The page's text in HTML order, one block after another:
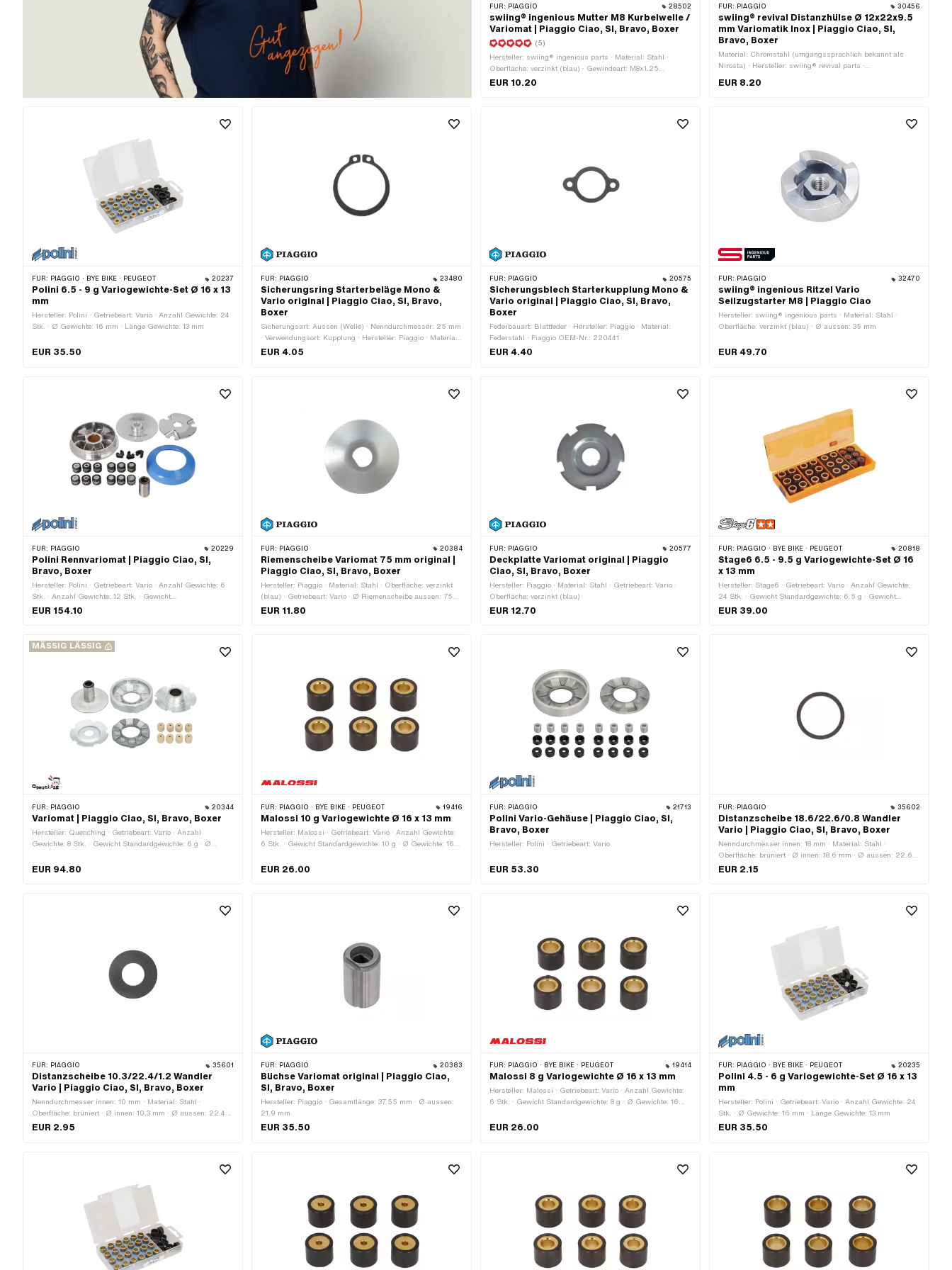
FÜR: PIAGGIO 28502
swiing® ingenious Mutter M8 Kurbelwelle /
Variomat | Piaggio Ciao, SI, Bravo, Boxer
(5)
Hersteller: swiing® ingenious parts · Material: Stahl ·
Oberfläche: verzinkt (blau) · Gewindeart: M8x1.25
(Standardgewinde) · Antrieb: Aussensechskant ·
EUR 10.20
FÜR: PIAGGIO 30456
swiing® revival Distanzhülse Ø 12x22x9.5
mm Variomatik Inox | Piaggio Ciao, SI,
Bravo, Boxer
Material: Chromstahl (umgangssprachlich bekannt als
Nirosta) · Hersteller: swiing® revival parts ·
Gesamtlänge: 9.5 mm · Ø innen: 12.05 mm · Piaggio
EUR 8.20
FÜR: PIAGGIO · BYE BIKE · PEUGEOT 20237
Polini 6.5 - 9 g Variogewichte-Set Ø 16 x 13
mm
Hersteller: Polini · Getriebeart: Vario · Anzahl Gewichte: 24
Stk. · Ø Gewichte: 16 mm · Länge Gewichte: 13 mm
EUR 35.50
FÜR: PIAGGIO 23480
Sicherungsring Starterbeläge Mono &
Vario original | Piaggio Ciao, SI, Bravo,
Boxer
Sicherungsart: Aussen (Welle) · Nenndurchmesser: 25 mm
· Verwendungsort: Kupplung · Hersteller: Piaggio · Material:
Federstahl · Piaggio OEM-Nr.: 006426
EUR 4.05
FÜR: PIAGGIO 20575
Sicherungsblech Starterkupplung Mono &
Vario original | Piaggio Ciao, SI, Bravo,
Boxer
Federbauart: Blattfeder · Hersteller: Piaggio · Material:
Federstahl · Piaggio OEM-Nr.: 220441
EUR 4.40
FÜR: PIAGGIO 32470
swiing® ingenious Ritzel Vario
Seilzugstarter M8 | Piaggio Ciao
Hersteller: swiing® ingenious parts · Material: Stahl ·
Oberfläche: verzinkt (blau) · Ø aussen: 35 mm
EUR 49.70
FÜR: PIAGGIO 20229
Polini Rennvariomat | Piaggio Ciao, SI,
Bravo, Boxer
Hersteller: Polini · Getriebeart: Vario · Anzahl Gewichte: 6
Stk. · Anzahl Gewichte: 12 Stk. · Gewicht
Standardgewichte: 4.4 g · Gewicht Standardgewichte: 5.6 g
EUR 154.10
FÜR: PIAGGIO 20384
Riemenscheibe Variomat 75 mm original |
Piaggio Ciao, SI, Bravo, Boxer
Hersteller: Piaggio · Material: Stahl · Oberfläche: verzinkt
(blau) · Getriebeart: Vario · Ø Riemenscheibe aussen: 75
mm
EUR 11.80
FÜR: PIAGGIO 20577
Deckplatte Variomat original | Piaggio
Ciao, SI, Bravo, Boxer
Hersteller: Piaggio · Material: Stahl · Getriebeart: Vario ·
Oberfläche: verzinkt (blau)
EUR 12.70
FÜR: PIAGGIO · BYE BIKE · PEUGEOT 20818
Stage6 6.5 - 9.5 g Variogewichte-Set Ø 16
x 13 mm
Hersteller: Stage6 · Getriebeart: Vario · Anzahl Gewichte:
24 Stk. · Gewicht Standardgewichte: 6.5 g · Gewicht
Standardgewichte: 7.5 g · Gewicht Standardgewichte: 8.5 g
EUR 39.00
MÄSSIG LÄSSIG
FÜR: PIAGGIO 20344
Variomat | Piaggio Ciao, SI, Bravo, Boxer
Hersteller: Quenching · Getriebeart: Vario · Anzahl
Gewichte: 8 Stk. · Gewicht Standardgewichte: 6 g · Ø
aussen: 85 mm · Piaggio OEM-Nr.: 221163
EUR 94.80
FÜR: PIAGGIO · BYE BIKE · PEUGEOT 19416
Malossi 10 g Variogewichte Ø 16 x 13 mm
Hersteller: Malossi · Getriebeart: Vario · Anzahl Gewichte:
6 Stk. · Gewicht Standardgewichte: 10 g · Ø Gewichte: 16
EUR 26.00
FÜR: PIAGGIO 21713
Polini Vario-Gehäuse | Piaggio Ciao, SI,
Bravo, Boxer
Hersteller: Polini · Getriebeart: Vario
EUR 53.30
FÜR: PIAGGIO 35602
Distanzscheibe 18.6/22.6/0.8 Wandler
Vario | Piaggio Ciao, SI, Bravo, Boxer
Nenndurchmesser innen: 18 mm · Material: Stahl ·
Oberfläche: brüniert · Ø innen: 18.6 mm · Ø aussen: 22.6
mm · Dicke: 0.8 mm · Piaggio OEM-Nr.: 120215
EUR 2.15
FÜR: PIAGGIO 35601
Distanzscheibe 10.3/22.4/1.2 Wandler
Vario | Piaggio Ciao, SI, Bravo, Boxer
Nenndurchmesser innen: 10 mm · Material: Stahl ·
Oberfläche: brüniert · Ø innen: 10.3 mm · Ø aussen: 22.4
mm · Dicke: 1.2 mm · Piaggio OEM-Nr.: 120214
EUR 2.95
FÜR: PIAGGIO 20383
Büchse Variomat original | Piaggio Ciao,
SI, Bravo, Boxer
Hersteller: Piaggio · Gesamtlänge: 37.55 mm · Ø aussen:
21.9 mm
EUR 35.50
FÜR: PIAGGIO · BYE BIKE · PEUGEOT 19414
Malossi 8 g Variogewichte Ø 16 x 13 mm
Hersteller: Malossi · Getriebeart: Vario · Anzahl Gewichte:
6 Stk. · Gewicht Standardgewichte: 8 g · Ø Gewichte: 16
EUR 26.00
FÜR: PIAGGIO · BYE BIKE · PEUGEOT 20235
Polini 4.5 - 6 g Variogewichte-Set Ø 16 x 13
mm
Hersteller: Polini · Getriebeart: Vario · Anzahl Gewichte: 24
Stk. · Ø Gewichte: 16 mm · Länge Gewichte: 13 mm
EUR 35.50